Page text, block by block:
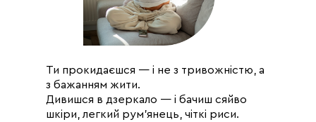
щастя”
→ Завершуємо
внутрішньої радості,
тілесної гармонії
Ти прокидаєшся — і не з тривожністю, а
з бажанням жити.
Дивишся в дзеркало — і бачиш сяйво
шкіри, легкий рум’янець, чіткі риси.